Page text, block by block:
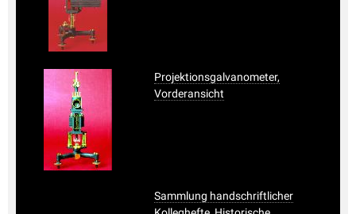
Projektionsgalvanometer,
Vorderansicht
Sammlung handschriftlicher